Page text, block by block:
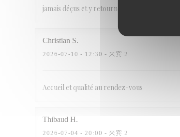
jamais déçus et y retourneront avec plaisir
Christian S
2026-07-10 - 12:30 - 来宾 2
Accueil et qualité au rendez-vous
Thibaud H
2026-07-04 - 20:00 - 来宾 2